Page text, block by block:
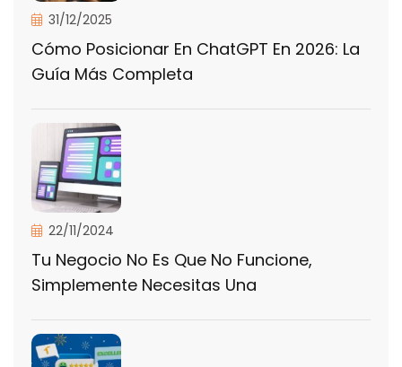
31/12/2025
Cómo Posicionar En ChatGPT En 2026: La
Guía Más Completa
22/11/2024
Tu Negocio No Es Que No Funcione,
Simplemente Necesitas Una